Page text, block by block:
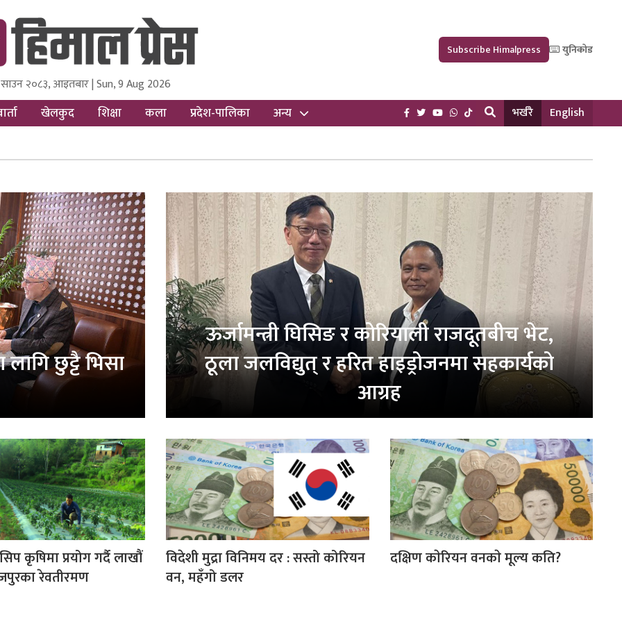
Media and Research Pvt Ltd.
२०८३, आइतबार | Sun, 9 Aug 2026
Subscribe Himalpress युनिकोड
खेलकुद शिक्षा कला प्रदेश-पालिका अन्य भर्खरै English
छुट्टै भिसा
ऊर्जामन्त्री घिसिङ र कोरियाली राजदूतबीच भेट,
ठूला जलविद्युत् र हरित हाइड्रोजनमा सहकार्यको
आग्रह
कृषिमा प्रयोग गर्दै लाखौं
रेवतीरमण
विदेशी मुद्रा विनिमय दर : सस्तो कोरियन
वन, महँगो डलर
दक्षिण काेरियन वनकाे मूल्य कति?